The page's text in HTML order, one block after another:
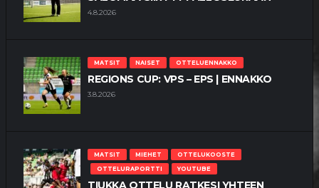
4.8.2026
MATSIT NAISET OTTELUENNAKKO
REGIONS CUP: VPS – EPS | ENNAKKO
3.8.2026
MATSIT MIEHET
OTTELUKOOSTE
OTTELURAPORTTI
YOUTUBE
TIUKKA OTTELU RATKESI YHTEEN